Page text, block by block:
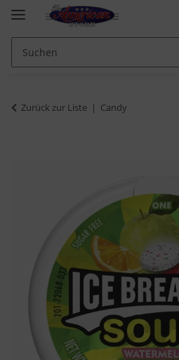
Zurück zur Liste Candy